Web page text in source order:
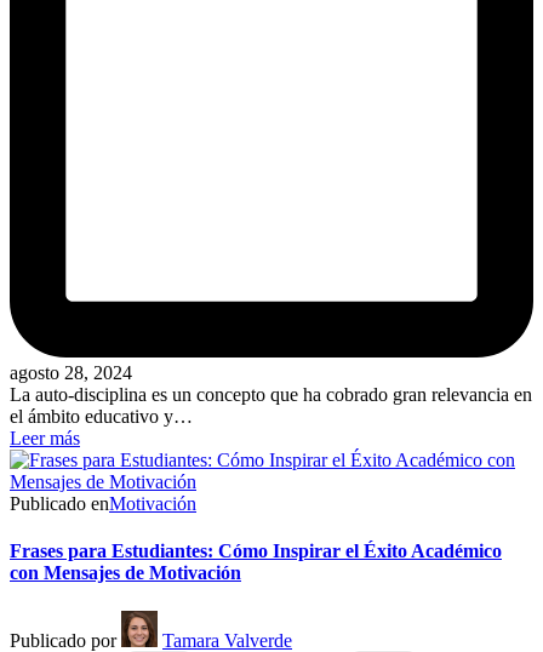
agosto 28, 2024
La auto-disciplina es un concepto que ha cobrado gran relevancia en
el ámbito educativo y…
Leer más
Publicado enMotivación
Frases para Estudiantes: Cómo Inspirar el Éxito Académico
con Mensajes de Motivación
Publicado por Tamara Valverde